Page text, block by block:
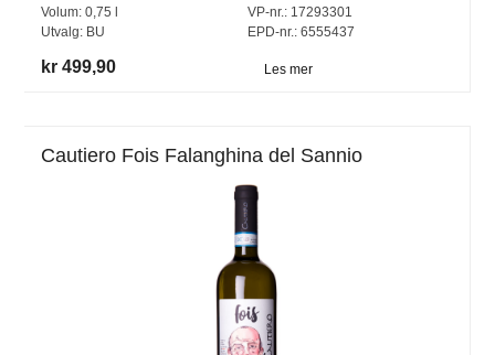
Volum:0,75
Utvalg: BU
VP-nr.:17293301
EPD-nr.: 6555437
kr 499,90 Les mer
Cautiero Fois Falanghina del Sannio